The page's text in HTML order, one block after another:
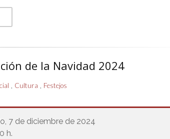
de la Navidad 2024
, Cultura , Festejos
7 de diciembre de 2024
h.